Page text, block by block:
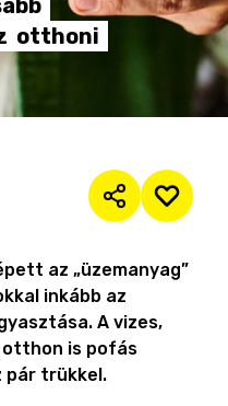
otthoni
az „üzemanyag”
inkább az
A vizes,
is pofás
pár trükkel.